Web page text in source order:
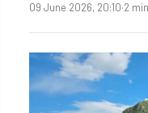
09 June 2026, 20:10·2